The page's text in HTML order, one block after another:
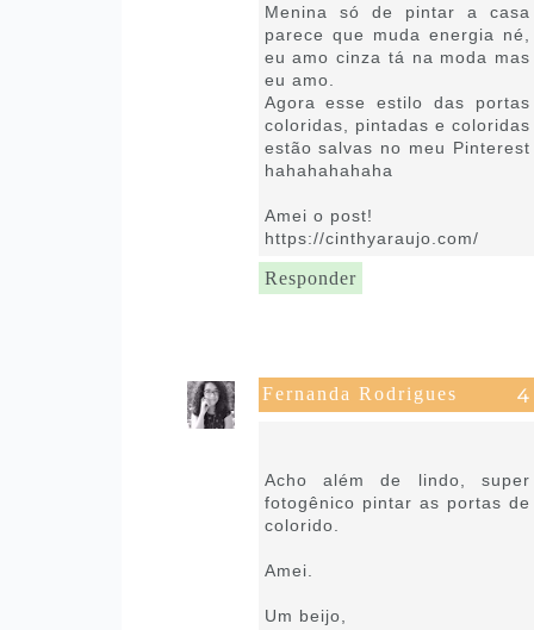
Menina só de pintar a casa
parece que muda energia né,
eu amo cinza tá na moda mas
eu amo.
Agora esse estilo das portas
coloridas, pintadas e coloridas
estão salvas no meu Pinterest
hahahahahaha
Amei o post!
https://cinthyaraujo.com/
Responder
Fernanda Rodrigues
Acho além de lindo, super
fotogênico pintar as portas de
colorido.
Amei.
Um beijo,